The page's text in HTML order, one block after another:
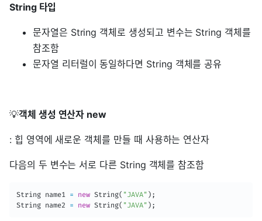
String 타입
문자열은 String 객체로 생성되고 변수는 String 객체를
참조함
문자열 리터럴이 동일하다면 String 객체를 공유
💡객체 생성 연산자 new
: 힙 영역에 새로운 객체를 만들 때 사용하는 연산자
다음의 두 변수는 서로 다른 String 객체를 참조함
String name1 = new String( "JAVA" ) ;
String name2 = new String( "JAVA" ) ;